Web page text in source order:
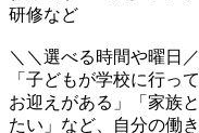
研修など
＼＼選べる時間や曜日
「子どもが学校に行っ
お迎えがある」「家族
たい」など、自分の働